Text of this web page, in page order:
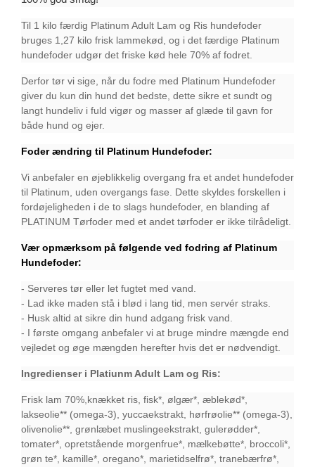
Til 1 kilo færdig Platinum Adult Lam og Ris hundefoder
bruges 1,27 kilo frisk lammekød, og i det færdige Platinum
hundefoder udgør det friske kød hele 70% af fodret.
Derfor tør vi sige, når du fodre med Platinum Hundefoder
giver du kun din hund det bedste, dette sikre et sundt og
langt hundeliv i fuld vigør og masser af glæde til gavn for
både hund og ejer.
Foder ændring til Platinum Hundefoder:
Vi anbefaler en øjeblikkelig overgang fra et andet hundefoder
til Platinum, uden overgangs fase. Dette skyldes forskellen i
fordøjeligheden i de to slags hundefoder, en blanding af
PLATINUM Tørfoder med et andet tørfoder er ikke tilrådeligt.
Vær opmærksom på følgende ved fodring af Platinum
Hundefoder:
- Serveres tør eller let fugtet med vand.
- Lad ikke maden stå i blød i lang tid, men servér straks.
- Husk altid at sikre din hund adgang frisk vand.
- I første omgang anbefaler vi at bruge mindre mængde end
vejledet og øge mængden herefter hvis det er nødvendigt.
Ingredienser i Platiunm Adult Lam og Ris:
Frisk lam 70%,knækket ris, fisk*, ølgær*, æblekød*,
lakseolie** (omega-3), yuccaekstrakt, hørfrøolie** (omega-3),
olivenolie**, grønlæbet muslingeekstrakt, gulerødder*,
tomater*, opretstående morgenfrue*, mælkebøtte*, broccoli*,
grøn te*, kamille*, oregano*, marietidselfrø*, tranebærfrø*,